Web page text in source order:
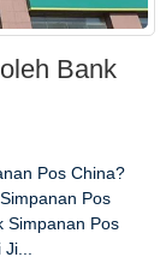
Bank
Pos China?
Pos
Simpanan Pos
Ji...